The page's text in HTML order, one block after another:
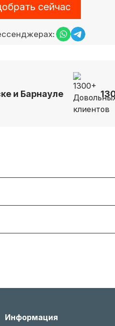
сейчас
и Барнауле
Информация